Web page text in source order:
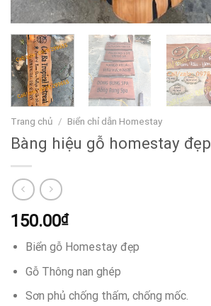
Trang chủ / Biển chỉ dẫn Homestay
Bàng hiệu gỗ homestay đẹp
150.00₫
Biển gỗ Homestay đẹp
Gỗ Thông nan ghép
Sơn phủ chống thấm, chống mốc.